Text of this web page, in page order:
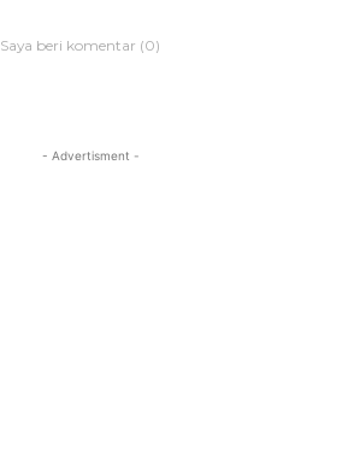
Saya beri komentar (0)
- Advertisment -